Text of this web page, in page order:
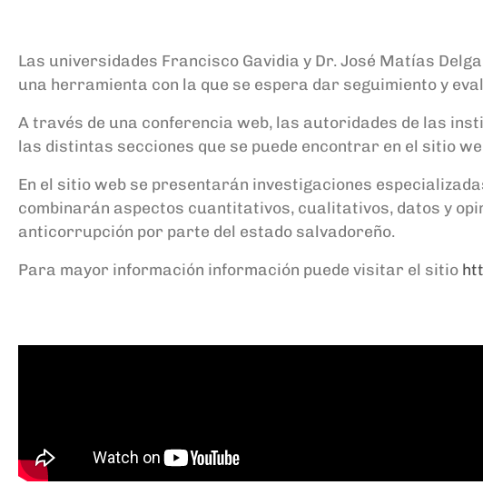
Las universidades Francisco Gavidia y Dr. José Matías
una herramienta con la que se espera dar seguimiento y
A través de una conferencia web, las autoridades de las
las distintas secciones que se puede encontrar en el sitio
En el sitio web se presentarán investigaciones
combinarán aspectos cuantitativos, cualitativos, datos y
anticorrupción por parte del estado salvadoreño.
Para mayor información información puede visitar el sitio